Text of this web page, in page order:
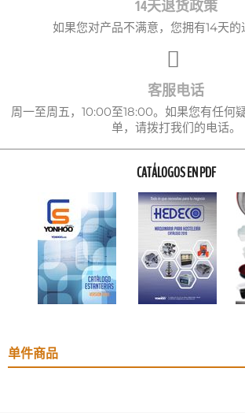
14天退货政策
如果您对产品不满意，您拥有14天的
客服电话
周一至周五，10:00至18:00。如果您有任何
单，请拨打我们的电话。
CATÁLOGOS EN PDF
单件商品